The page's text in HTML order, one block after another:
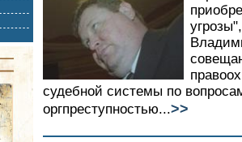
судебной системы по
оргпреступностью...>>